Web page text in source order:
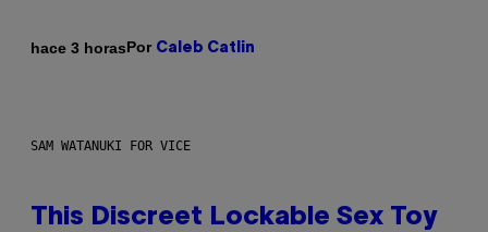
hace 3 horasPor Caleb Catlin
SAM WATANUKI FOR VICE
This Discreet Lockable Sex Toy